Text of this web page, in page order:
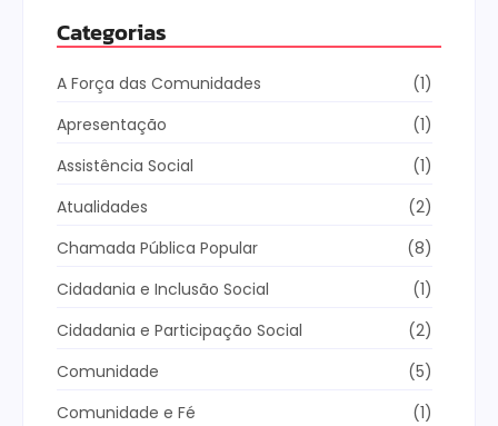
Categorias
A Força das Comunidades
(1)
Apresentação
(1)
Assistência Social
(1)
Atualidades
(2)
Chamada Pública Popular
(8)
Cidadania e Inclusão Social
(1)
Cidadania e Participação Social
(2)
Comunidade
(5)
Comunidade e Fé
(1)